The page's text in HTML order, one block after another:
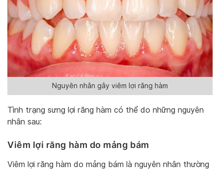
Nguyên nhân gây viêm lợi răng hàm
Tình trạng sưng lợi răng hàm có thể do những nguyên
nhân sau:
Viêm lợi răng hàm do mảng bám
Viêm lợi răng hàm do mảng bám là nguyên nhân thường